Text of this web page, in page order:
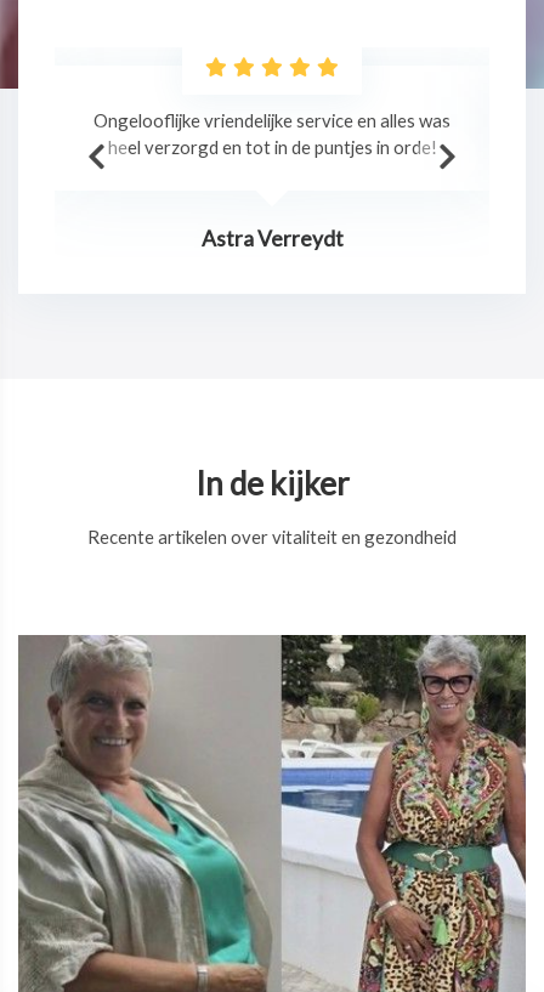
Professionele massage in een relaxte sfeer!
In de kijker
Recente artikelen over vitaliteit en gezondheid